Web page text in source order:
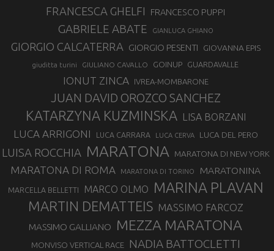
FRANCESCA GHELFI FRANCESCO PUPPI
GABRIELE ABATE GIANLUCA GHIANO
GIORGIO CALCATERRA GIORGIO PESENTI GIOVANNA EPIS
giuditta turini GIULIANO CAVALLO GOINUP GUARDAVALLE
IONUT ZINCA IVREA-MOMBARONE
JUAN DAVID OROZCO SANCHEZ
KATARZYNA KUZMINSKA LISA BORZANI
LUCA ARRIGONI LUCA CARRARA LUCA CERVA LUCA DEL PERO
LUISA ROCCHIA MARATONA MARATONA DI NEW YORK
MARATONA DI ROMA MARATONA DI TORINO MARATONINA
MARCELLA BELLETTI MARCO OLMO MARINA PLAVAN
MARTIN DEMATTEIS MASSIMO FARCOZ
MASSIMO GALLIANO MEZZA MARATONA
MONVISO VERTICAL RACE NADIA BATTOCLETTI